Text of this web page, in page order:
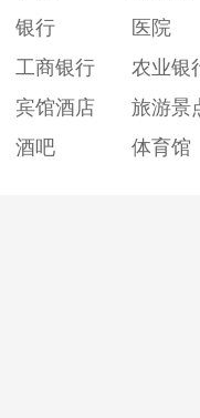
银行
医院
工商银行
农业银
宾馆酒店
旅游景
酒吧
体育馆